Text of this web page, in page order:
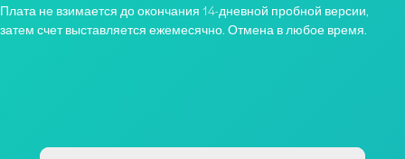
Плата не взимается до окончания 14-дневной пробной версии,
затем счет выставляется ежемесячно. Отмена в любое время.